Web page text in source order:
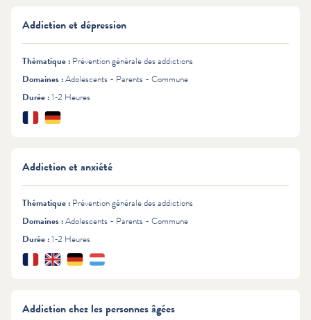
Addiction et dépression
Thématique : Prévention générale des addictions
Domaines :Adolescents - Parents - Commune
Durée :1-2 Heures
Langues :
FrançaisDeutsch
Addiction et anxiété
Thématique : Prévention générale des addictions
Domaines :Adolescents - Parents - Commune
Durée :1-2 Heures
Langues :
FrançaisEnglishDeutschLëtzebuergesch
Addiction chez les personnes âgées